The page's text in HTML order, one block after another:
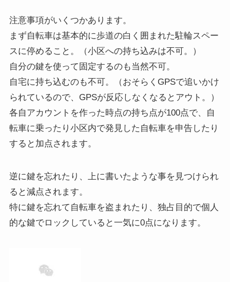
注意事項がいくつかあります。
まず自転車は基本的に歩道の白く囲まれた駐輪スペー
スに停めること。（小区への持ち込みは不可。）
自分の鍵を使って固定するのも当然不可。
自宅に持ち込むのも不可。（おそらくGPSで追いかけ
られているので、GPSが反応しなくなるとアウト。）
各自アカウントを作った時点の持ち点が100点で、自
転車に乗ったり小区内で発見した自転車を申告したり
すると加点されます。
逆に鍵を忘れたり、上に書いたような事を見つけられ
ると減点されます。
特に鍵を忘れて自転車を盗まれたり、独占目的で個人
的な鍵でロックしていると一気に0点になります。